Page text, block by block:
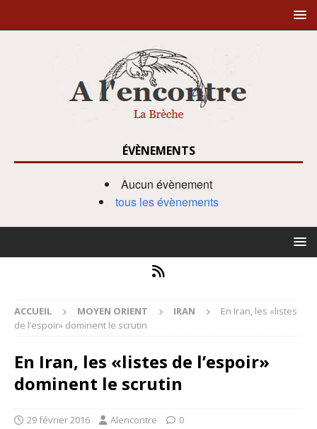
ÉVÈNEMENTS
Aucun évènement
tous les évènements
ACCUEIL MOYEN ORIENT IRAN
En Iran, les «listes
de l’espoir» dominent le scrutin
En Iran, les «listes de l’espoir»
dominent le scrutin
29 février 2016 Alencontre 0